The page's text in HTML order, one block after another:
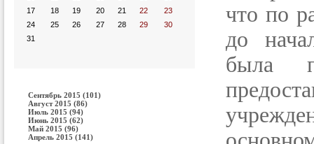
17
18 19 20 21 22
23
24
25 26 27 28 29
30
31
Сентябрь 2015 (101)
Август 2015 (86)
Июль 2015 (94)
Июнь 2015 (62)
Май 2015 (96)
Апрель 2015 (141)
что по
до
была